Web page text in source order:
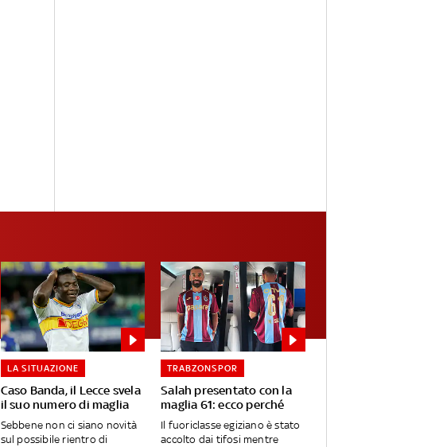
Caso Banda, il Lecce svela
il suo numero di maglia
LA SITUAZIONE
Sebbene non ci siano novità
sul possibile rientro di
Salah presentato con la
maglia 61: ecco perché
TRABZONSPOR
Il fuoriclasse egiziano è stato
accolto dai tifosi mentre